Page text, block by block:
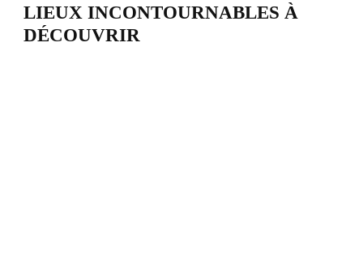
LIEUX INCONTOURNABLES À
DÉCOUVRIR